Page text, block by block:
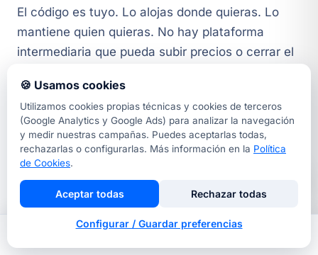
El código es tuyo. Lo alojas donde quieras. Lo
mantiene quien quieras. No hay plataforma
intermediaria que pueda subir precios o cerrar el
digital que quieres que dure 10 años, es la opción
que da más seguridad.
Mantenimiento: lo que pagas
🍪 Usamos cookies
Utilizamos cookies propias técnicas y cookies de terceros
(Google Analytics y Google Ads) para analizar la navegación
y medir nuestras campañas. Puedes aceptarlas todas,
rechazarlas o configurarlas. Más información en la Política
de Cookies.
Aceptar todas Rechazar todas
Configurar / Guardar preferencias